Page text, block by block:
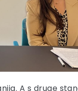
A s druge